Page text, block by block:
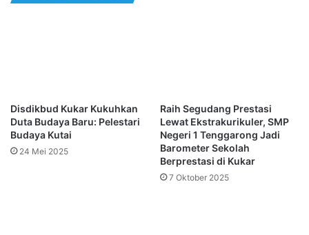
Disdikbud Kukar Kukuhkan
Duta Budaya Baru: Pelestari
Budaya Kutai
24 Mei 2025
Raih Segudang Prestasi
Lewat Ekstrakurikuler, SMP
Negeri 1 Tenggarong Jadi
Barometer Sekolah
Berprestasi di Kukar
7 Oktober 2025